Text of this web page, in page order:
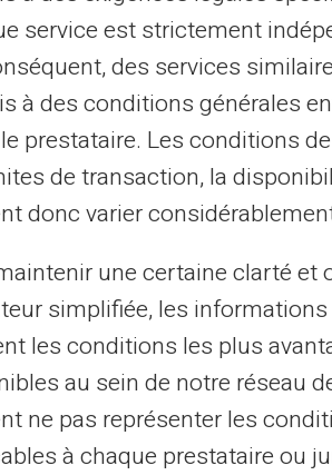
Ses fonctions de
grâce à la carte
avez facturé sur la carte.
détaillé via l'application mobile.
dépenses en temps réel.
la planification
dépenses excessives.
de la carte pour
service est strictement
des services
à des conditions générales
prestataire. Les conditions
de transaction, la
donc varier
une certaine clarté et
simplifiée, les
les conditions les plus
au sein de notre réseau
ne pas représenter les
à chaque prestataire ou